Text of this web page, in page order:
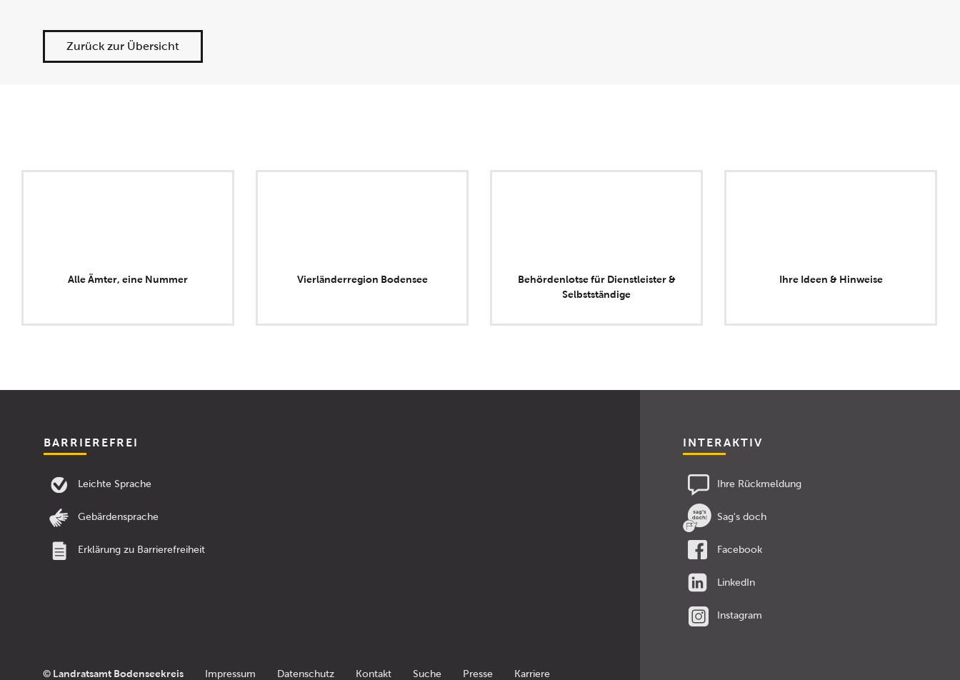
Zurück zur Übersicht
Alle Ämter, eine Nummer Vierländerregion Bodensee
Behördenlotse für Dienstleister &
Selbstständige
Ihre Ideen & Hinweise
BARRIEREFREI
Leichte Sprache
Gebärdensprache
Erklärung zu Barrierefreiheit
INTERAKTIV
Ihre Rückmeldung
Sag's doch
Facebook
LinkedIn
Instagram
© Landratsamt Bodenseekreis Impressum Datenschutz Kontakt Suche Presse Karriere